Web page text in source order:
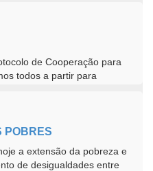
de Cooperação para
todos a partir para
POBRES
a extensão da pobreza e
de desigualdades entre